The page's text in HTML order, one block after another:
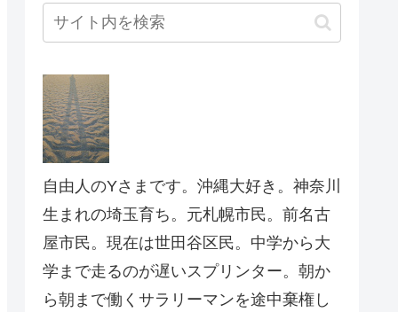
自由人のYさまです。沖縄大好き。神奈川
生まれの埼玉育ち。元札幌市民。前名古
屋市民。現在は世田谷区民。中学から大
学まで走るのが遅いスプリンター。朝か
ら朝まで働くサラリーマンを途中棄権し